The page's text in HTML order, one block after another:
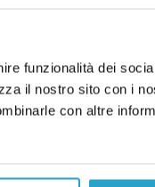
funzionalità dei
il nostro sito con i
con altre
i diritti
Tribunale di